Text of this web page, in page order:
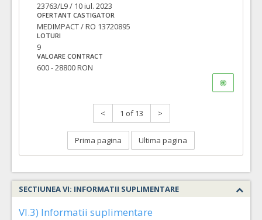
23763/L9 / 10 iul. 2023
OFERTANT CASTIGATOR
MEDIMPACT / RO 13720895
LOTURI
9
VALOARE CONTRACT
600 - 28800 RON
< 1 of 13 >
Prima pagina Ultima pagina
SECTIUNEA VI: INFORMATII SUPLIMENTARE
VI.3) Informatii suplimentare